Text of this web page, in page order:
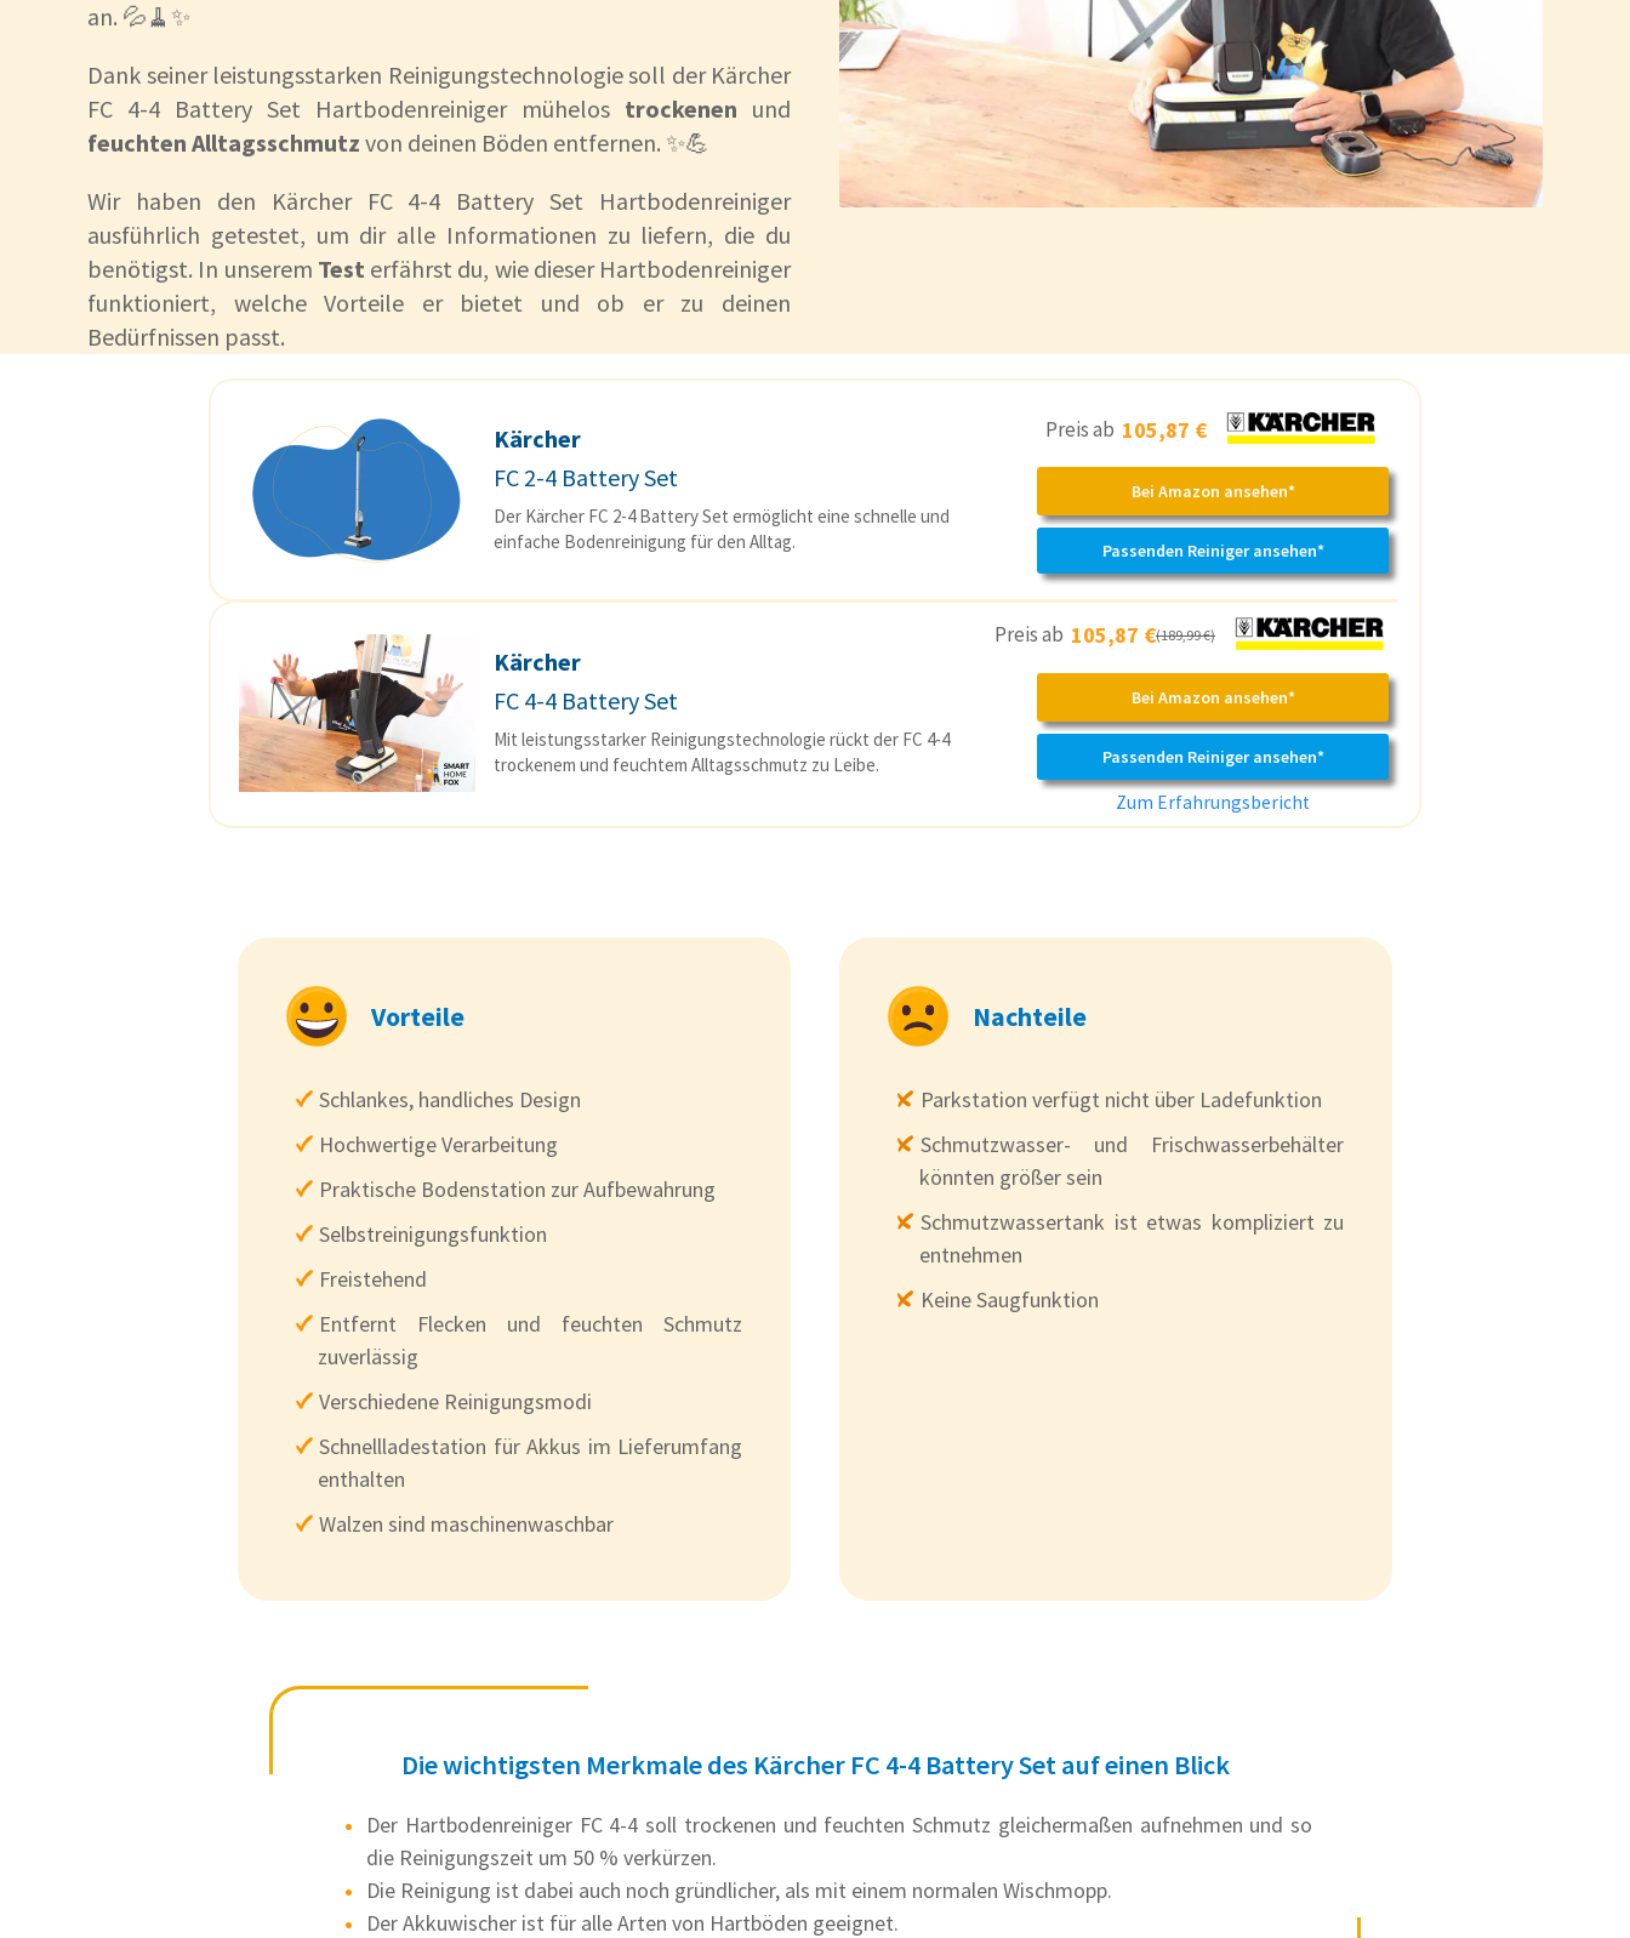
an. 💦🧹✨
Dank seiner leistungsstarken Reinigungstechnologie soll der Kärcher
FC 4-4 Battery Set Hartbodenreiniger mühelos trockenen und
feuchten Alltagsschmutz von deinen Böden entfernen. ✨💪
Wir haben den Kärcher FC 4-4 Battery Set Hartbodenreiniger
ausführlich getestet, um dir alle Informationen zu liefern, die du
benötigst. In unserem Test erfährst du, wie dieser Hartbodenreiniger
funktioniert, welche Vorteile er bietet und ob er zu deinen
Bedürfnissen passt.
Kärcher
FC 2-4 Battery Set
Der Kärcher FC 2-4 Battery Set ermöglicht eine schnelle und
einfache Bodenreinigung für den Alltag.
Preis ab 105,87 €
Bei Amazon ansehen*
Passenden Reiniger ansehen*
Kärcher
FC 4-4 Battery Set
Mit leistungsstarker Reinigungstechnologie rückt der FC 4-4
trockenem und feuchtem Alltagsschmutz zu Leibe.
Preis ab 105,87 €(189,99 €)
Bei Amazon ansehen*
Passenden Reiniger ansehen*
Zum Erfahrungsbericht
Vorteile
Schlankes, handliches Design
Hochwertige Verarbeitung
Praktische Bodenstation zur Aufbewahrung
Selbstreinigungsfunktion
Freistehend
Entfernt Flecken und feuchten Schmutz
zuverlässig
Verschiedene Reinigungsmodi
Schnellladestation für Akkus im Lieferumfang
enthalten
Walzen sind maschinenwaschbar
Nachteile
Parkstation verfügt nicht über Ladefunktion
Schmutzwasser- und Frischwasserbehälter
könnten größer sein
Schmutzwassertank ist etwas kompliziert zu
entnehmen
Keine Saugfunktion
Die wichtigsten Merkmale des Kärcher FC 4-4 Battery Set auf einen Blick
Der Hartbodenreiniger FC 4-4 soll trockenen und feuchten Schmutz gleichermaßen aufnehmen und so
die Reinigungszeit um 50 % verkürzen.
Die Reinigung ist dabei auch noch gründlicher, als mit einem normalen Wischmopp.
Der Akkuwischer ist für alle Arten von Hartböden geeignet.